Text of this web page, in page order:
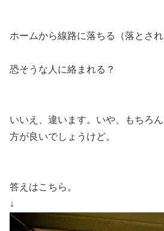
ホームから線路に落ちる（落とされ
恐そうな人に絡まれる？
いいえ、違います。 いや、もちろ
方が良いでしょうけど。
答えはこちら。
↓